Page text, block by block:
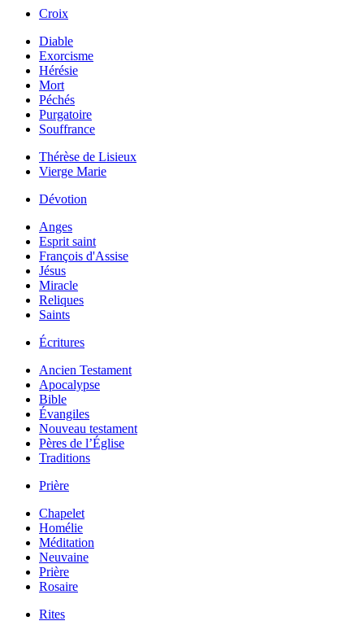
Croix
Diable
Exorcisme
Hérésie
Mort
Péchés
Purgatoire
Souffrance
Thérèse de Lisieux
Vierge Marie
Dévotion
Anges
Esprit saint
François d'Assise
Jésus
Miracle
Reliques
Saints
Écritures
Ancien Testament
Apocalypse
Bible
Évangiles
Nouveau testament
Pères de l’Église
Traditions
Prière
Chapelet
Homélie
Méditation
Neuvaine
Prière
Rosaire
Rites